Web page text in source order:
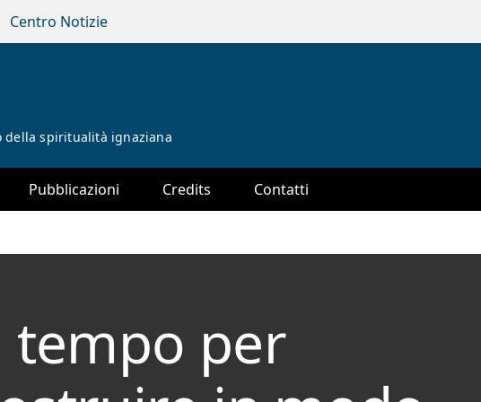
Centro Notizie
della spiritualità ignaziana
Pubblicazioni Credits Contatti
tempo per